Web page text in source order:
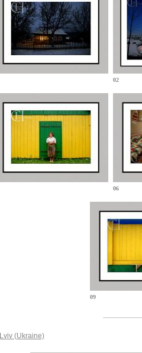
02
06
09
Lviv (Ukraine)